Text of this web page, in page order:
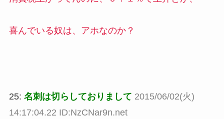
喜んでいる奴は、アホなのか？
25: 名刺は切らしておりまして 2015/06/02(火)
14:17:04.22 ID:NzCNar9n.net